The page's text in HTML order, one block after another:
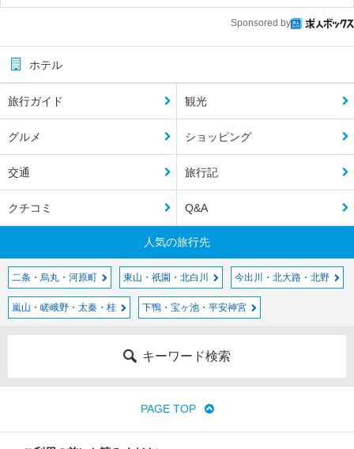
Sponsored by
ホテル
旅行ガイド 観光
グルメ ショッピング
交通 旅行記
クチコミ Q&A
人気の旅行先
二条・烏丸・河原町 東山・祇園・北白川 今出川・北大路・北野
嵐山・嵯峨野・太秦・桂 下鴨・宝ヶ池・平安神宮
キーワード検索
PAGE TOP